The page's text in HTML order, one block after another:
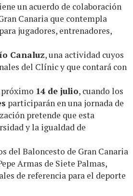
un acuerdo de colaboración
Canaria que contempla
jugadores, entrenadores,
Canaluz, una actividad cuyos
del Clínic y que contará con
próximo 14 de julio, cuando los
participarán en una jornada de
pretende que esta
y la igualdad de
del Baloncesto de Gran Canaria
Armas de Siete Palmas,
de referencia para el deporte